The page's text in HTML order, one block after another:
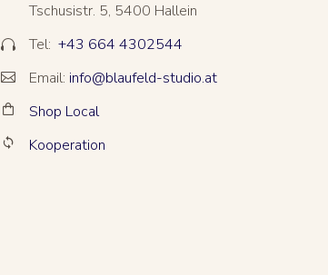
Tschusistr. 5, 5400 Hallein

 Tel: +43 664 4302544

 Email: info@blaufeld-studio.at

 Shop Local

 Kooperation